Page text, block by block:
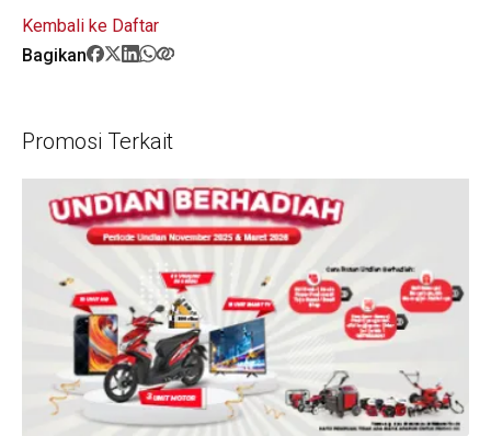
Kembali ke Daftar
Bagikan
Promosi Terkait